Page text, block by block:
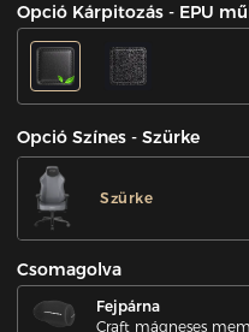
Opció Kárpitozás - EPU
Opció Színes - Szürke
Szürke
Csomagolva
Fejpárna
Craft mágneses